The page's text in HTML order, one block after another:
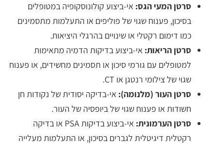
סרטן המעי הגס: אי-ביצוע קולונוסקופיה במטופלים
בסיכון, פענוח שגוי של פוליפים או התעלמות מתסמינים
כמו דימום רקטלי או שינויים בהרגלי היציאות.
סרטן הריאות: אי-ביצוע בדיקות הדמיה מתאימות
למטופלים עם גורמי סיכון או תסמינים מחשידים, או פענוח
שגוי של צילומי רנטגן או CT.
סרטן העור (מלנומה): אי-בדיקה יסודית של נקודות חן
חשודות או פענוח שגוי של ביופסיה של העור.
סרטן הערמונית:
אי-ביצוע בדיקות PSA או בדיקה
רקטלית דיגיטלית לגברים בסיכון, או התעלמות מעלייה